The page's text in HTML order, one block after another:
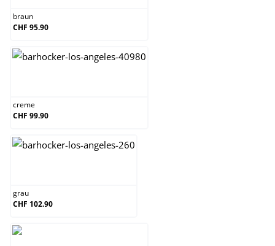
braun
CHF 95.90
creme
CHF 99.90
grau
CHF 102.90